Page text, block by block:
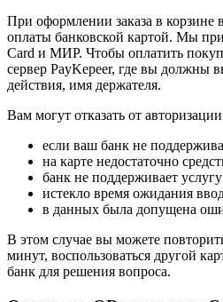
При оформлении заказа в корзине
оплаты банковской картой. Мы
Card и МИР. Чтобы оплатить
сервер PayKepeer, где вы должны
действия, имя держателя.
Вам могут отказать от
если ваш банк не
на карте недостаточно
банк не поддерживает
истекло время ожидания
в данных была допущена
В этом случае вы можете
минут, воспользоваться другой
банк для решения вопроса.